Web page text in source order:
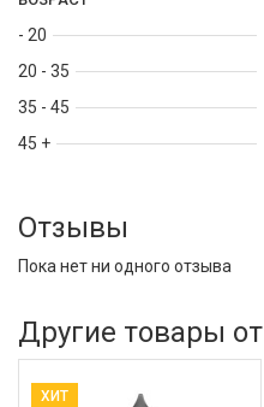
- 20
20 - 35
35 - 45
45 +
Отзывы
Пока нет ни одного отзыва
Другие товары от
ХИТ